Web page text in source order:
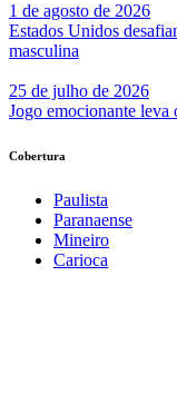
1 de agosto de 2026
Estados Unidos
masculina
25 de julho de 2026
Jogo emocionante
Cobertura
Paulista
Paranaense
Mineiro
Carioca